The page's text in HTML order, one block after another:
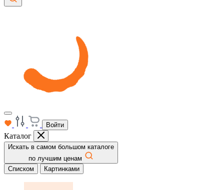
Войти
Каталог
Искать в самом большом каталоге
по лучшим ценам
Списком
Картинками